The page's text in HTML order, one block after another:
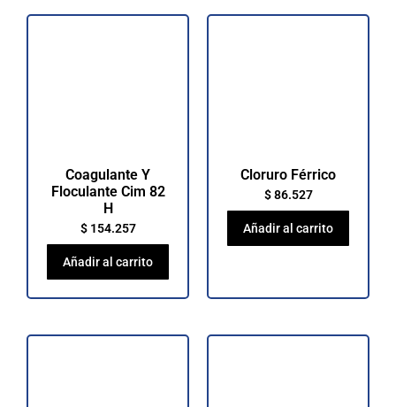
Coagulante Y
Floculante Cim 82
H
$154.257
Añadir al carrito
Cloruro Férrico
$86.527
Añadir al carrito